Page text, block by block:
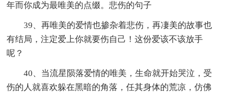
年而你成为最唯美的点缀。悲伤的句子
39、再唯美的爱情也掺杂着悲伤，再凄美的故事也
有结局，注定爱上你就要伤自己！这份爱该不该放手
呢？
40、当流星陨落爱情的唯美，生命就开始哭泣，受
伤的人就喜欢躲在黑暗的角落，任其身体的荒凉，仿佛